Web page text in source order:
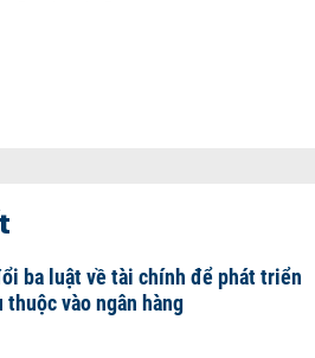
ba luật về tài chính để phát triển
vào ngân hàng